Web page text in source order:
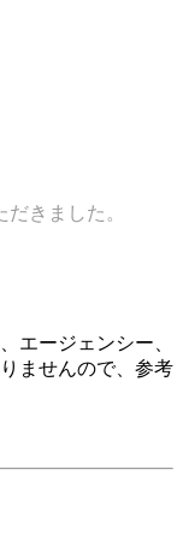
きました。
エージェンシー、
ませんので、参考